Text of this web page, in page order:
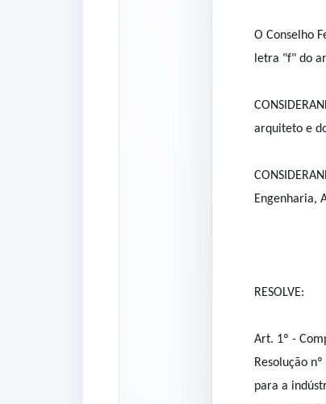
O Conselho
letra "f" do
arquiteto e
Engenharia,
RESOLVE:
Art. 1º -
Resolução
para a